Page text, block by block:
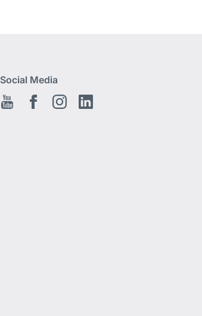
Social Media
Youtube FacebookInstagram